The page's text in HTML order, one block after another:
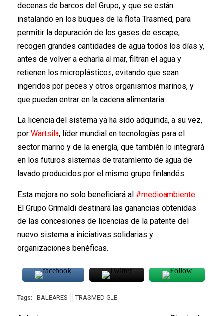
decenas de barcos del Grupo, y que se están
instalando en los buques de la flota Trasmed, para
permitir la depuración de los gases de escape,
recogen grandes cantidades de agua todos los días y,
antes de volver a echarla al mar, filtran el agua y
retienen los microplásticos, evitando que sean
ingeridos por peces y otros organismos marinos, y
que puedan entrar en la cadena alimentaria.
La licencia del sistema ya ha sido adquirida, a su vez,
por Wärtsilä, líder mundial en tecnologías para el
sector marino y de la energía, que también lo integrará
en los futuros sistemas de tratamiento de agua de
lavado producidos por el mismo grupo finlandés.
Esta mejora no solo beneficiará al #medioambiente .
El Grupo Grimaldi destinará las ganancias obtenidas
de las concesiones de licencias de la patente del
nuevo sistema a iniciativas solidarias y
organizaciones benéficas.
Tags: BALEARES TRASMED GLE